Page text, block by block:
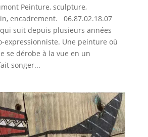
Peinture, sculpture,
encadrement. 06.87.02.18.07
qui suit depuis plusieurs années
expressionniste. Une peinture où
se dérobe à la vue en un
songer...